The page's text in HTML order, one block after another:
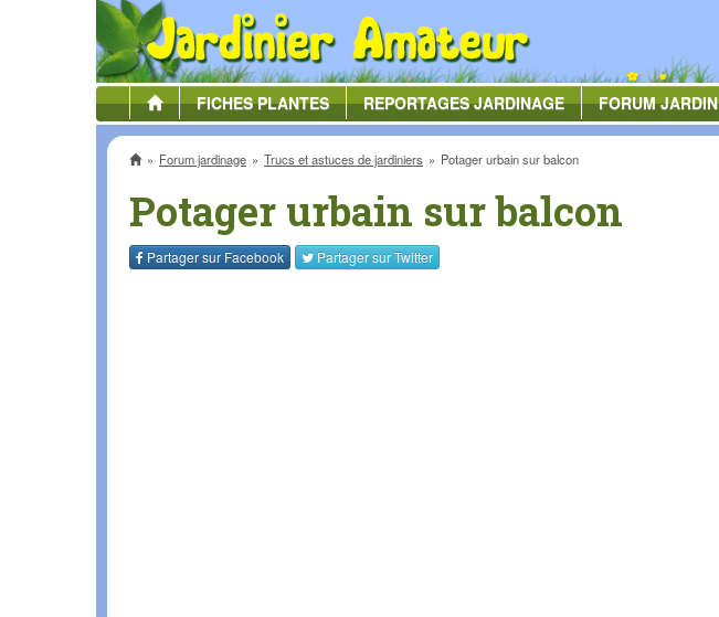
FICHESPLANTES REPORTAGESJARDINAGE FORUMJARDIN
AccueilForum jardinage Trucs et astuces de jardiniers Potager urbain sur balcon
Potager urbain sur balcon
Partager sur Facebook Partager surTwitter